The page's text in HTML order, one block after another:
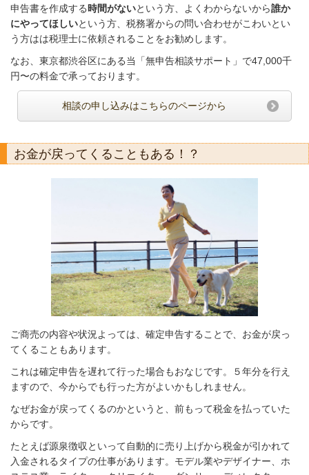
申告書を作成する時間がないという方、よくわからないから誰か
にやってほしいという方、税務署からの問い合わせがこわいとい
う方はは税理士に依頼されることをお勧めします。
なお、東京都渋谷区にある当「無申告相談サポート」で47,000千
円〜の料金で承っております。
相談の申し込みはこちらのページから
お金が戻ってくることもある！？
ご商売の内容や状況よっては、確定申告することで、お金が戻っ
てくることもあります。
これは確定申告を遅れて行った場合もおなじです。５年分を行え
ますので、今からでも行った方がよいかもしれません。
なぜお金が戻ってくるのかというと、前もって税金を払っていた
からです。
たとえば源泉徴収といって自動的に売り上げから税金が引かれて
入金されるタイプの仕事があります。モデル業やデザイナー、ホ